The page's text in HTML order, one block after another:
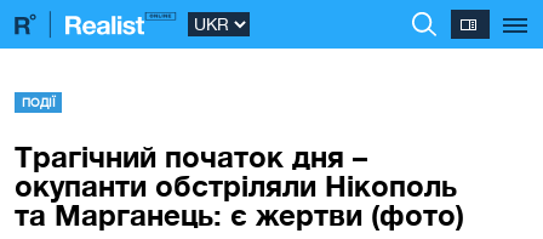
ПОДІЇ
Трагічний початок дня –
окупанти обстріляли Нікополь
та Марганець: є жертви (фото)